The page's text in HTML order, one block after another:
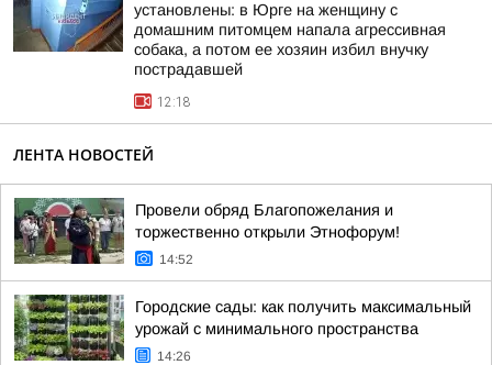
установлены: в Юрге на женщину с
домашним питомцем напала агрессивная
собака, а потом ее хозяин избил внучку
пострадавшей
12:18
ЛЕНТА НОВОСТЕЙ
Провели обряд Благопожелания и
торжественно открыли Этнофорум!
14:52
Городские сады: как получить максимальный
урожай с минимального пространства
14:26